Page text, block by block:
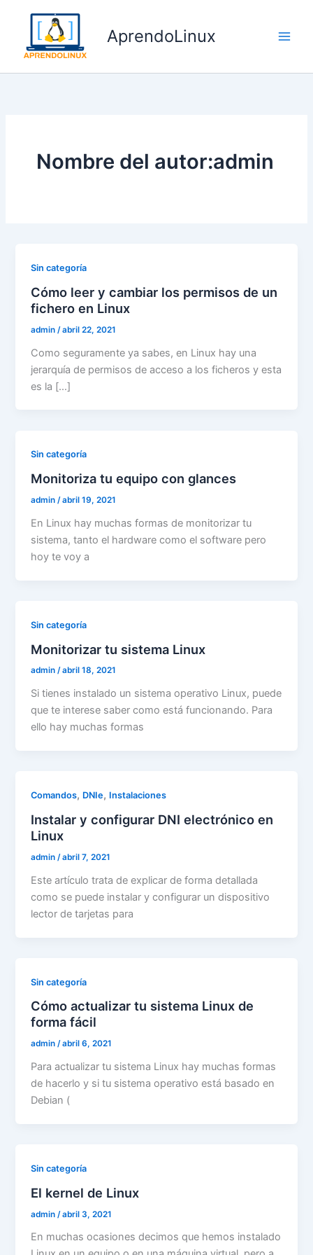
contenido
AprendoLinux
Nombre del autor:admin
Sin categoría
Cómo leer y cambiar los permisos de un
fichero en Linux
admin /abril 22, 2021
Como seguramente ya sabes, en Linux hay una
jerarquía de permisos de acceso a los ficheros y esta
es la […]
Sin categoría
Monitoriza tu equipo con glances
admin/abril 19, 2021
En Linux hay muchas formas de monitorizar tu
sistema, tanto el hardware como el software pero
hoy te voy a
Sin categoría
Monitorizar tu sistema Linux
admin/abril 18, 2021
Si tienes instalado un sistema operativo Linux, puede
que te interese saber como está funcionando. Para
ello hay muchas formas
Comandos, DNIe, Instalaciones
Instalar y configurar DNI electrónico en
Linux
admin/abril 7, 2021
Este artículo trata de explicar de forma detallada
como se puede instalar y configurar un dispositivo
lector de tarjetas para
Sin categoría
Cómo actualizar tu sistema Linux de
forma fácil
admin/abril 6, 2021
Para actualizar tu sistema Linux hay muchas formas
de hacerlo y si tu sistema operativo está basado en
Debian (
Sin categoría
El kernel de Linux
admin /abril 3, 2021
En muchas ocasiones decimos que hemos instalado